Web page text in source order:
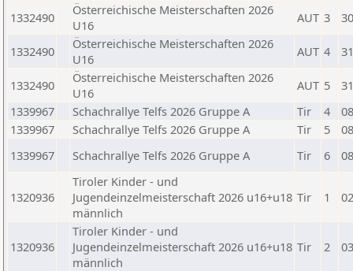
1332490
Österreichische Meisterschaften 2026
U16
AUT 3
1332490
Österreichische Meisterschaften 2026
U16
AUT 4
1332490
Österreichische Meisterschaften 2026
U16
AUT 5
1339967
Schachrallye Telfs 2026 Gruppe A Tir 4
1339967
Schachrallye Telfs 2026 Gruppe A Tir 5
1339967
Schachrallye Telfs 2026 Gruppe A Tir 6
1320936
Tiroler Kinder - und
Jugendeinzelmeisterschaft 2026 u16+u18
männlich
Tir 1
1320936
Tiroler Kinder - und
Jugendeinzelmeisterschaft 2026 u16+u18
männlich
Tir 2